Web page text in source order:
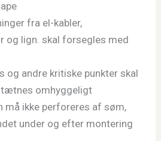
fra el-kabler,
og lign. skal forsegles med
og andre kritiske punkter skal
omhyggeligt
må ikke perforeres af søm,
under og efter montering